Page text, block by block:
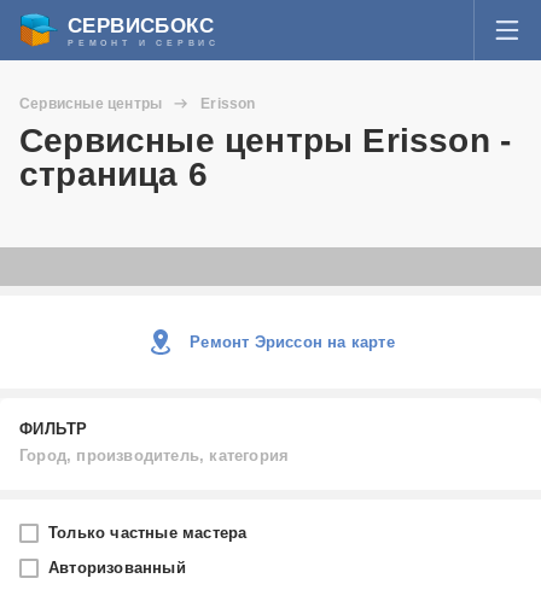
СЕРВИСБОКС
РЕМОНТ И СЕРВИС
Я забыл пароль
СЕРВИСЫ И МАСТЕРА
ЗАДАТЬ ВОПРОС МАСТЕРАМ
Сервисные центры Erisson
Сервисные центры Erisson -
страница 6
Ремонт Эриссон на карте
ФИЛЬТР
Город, производитель, категория
Выберите...
Только частные мастера
Авторизованный